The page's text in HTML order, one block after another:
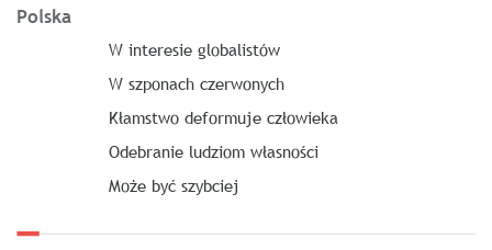
Polska
W interesie globalistów
W szponach czerwonych
Kłamstwo deformuje człowieka
Odebranie ludziom własności
Może być szybciej